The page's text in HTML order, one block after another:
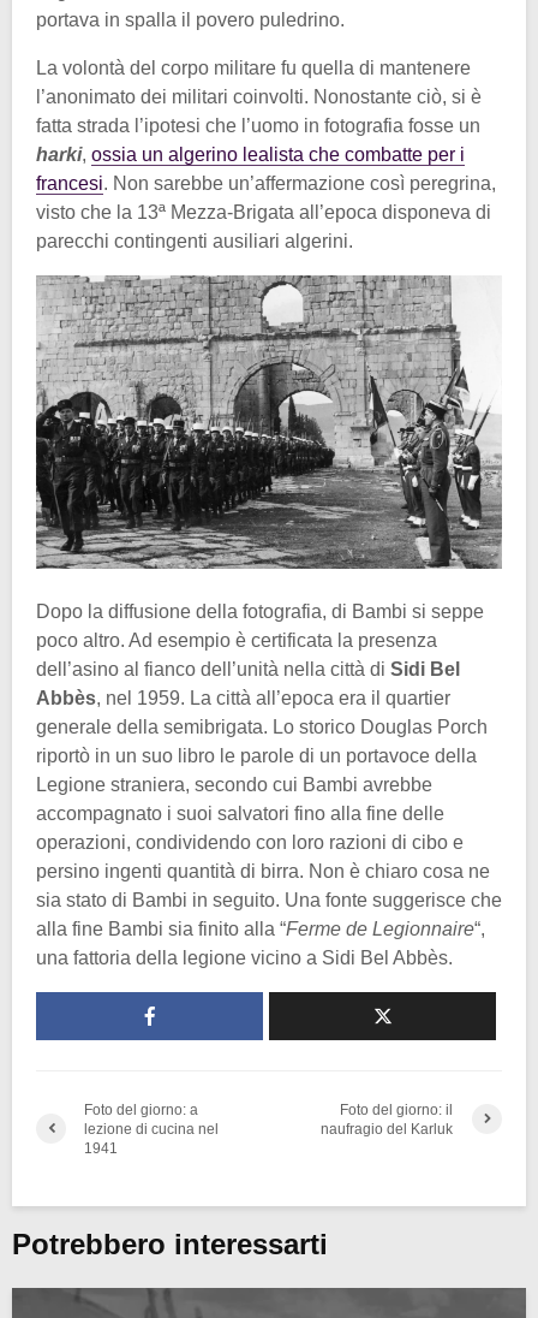
portava in spalla il povero puledrino.
La volontà del corpo militare fu quella di mantenere
l’anonimato dei militari coinvolti. Nonostante ciò, si è
fatta strada l’ipotesi che l’uomo in fotografia fosse un
harki, ossia un algerino lealista che combatte per i
francesi. Non sarebbe un’affermazione così peregrina,
visto che la 13ª Mezza-Brigata all’epoca disponeva di
parecchi contingenti ausiliari algerini.
Dopo la diffusione della fotografia, di Bambi si seppe
poco altro. Ad esempio è certificata la presenza
dell’asino al fianco dell’unità nella città di Sidi Bel
Abbès, nel 1959. La città all’epoca era il quartier
generale della semibrigata. Lo storico Douglas Porch
riportò in un suo libro le parole di un portavoce della
Legione straniera, secondo cui Bambi avrebbe
accompagnato i suoi salvatori fino alla fine delle
operazioni, condividendo con loro razioni di cibo e
persino ingenti quantità di birra. Non è chiaro cosa ne
sia stato di Bambi in seguito. Una fonte suggerisce che
alla fine Bambi sia finito alla “Ferme de Legionnaire“,
una fattoria della legione vicino a Sidi Bel Abbès.
Foto del giorno: a
lezione di cucina nel
1941
Foto del giorno: il
naufragio del Karluk
Potrebbero interessarti